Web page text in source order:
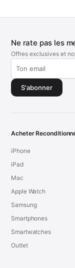
Ne rate pas les
Offres exclusives et
S'abonner
Acheter
iPhone
iPad
Mac
Apple Watch
Samsung
Smartphones
Smartwatches
Outlet